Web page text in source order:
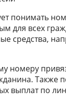
понимать
для всех
средства,
номеру
выплат по